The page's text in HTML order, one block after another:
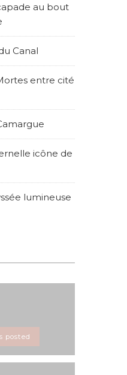
au bout
Canal
entre cité
icône de
lumineuse
posted